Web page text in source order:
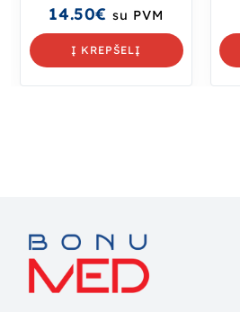
s: 5.00iš
5
14.50€ su PVM
Į KREPŠELĮ